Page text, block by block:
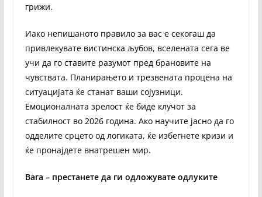
грижи.
Иако непишаното правило за вас е секогаш да
привлекувате вистинска љубов, вселената сега ве
учи да го ставите разумот пред брановите на
чувствата. Планирањето и трезвената процена на
ситуацијата ќе станат ваши сојузници.
Емоционалната зрелост ќе биде клучот за
стабилност во 2026 година. Ако научите јасно да го
одделите срцето од логиката, ќе избегнете кризи и
ќе пронајдете внатрешен мир.
Вага – престанете да ги одложувате одлуките